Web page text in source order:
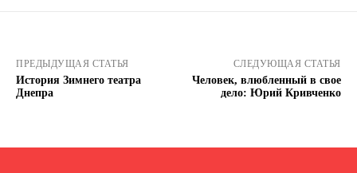
ПРЕДЫДУЩАЯ СТАТЬЯ
История Зимнего театра
Днепра
СЛЕДУЮЩАЯ СТАТЬЯ
Человек, влюбленный в свое
дело: Юрий Кривченко